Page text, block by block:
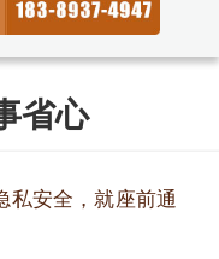
省心
私安全，就座前通